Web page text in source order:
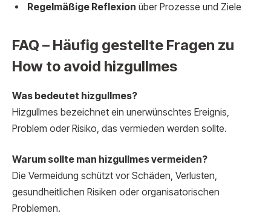
Regelmäßige Reflexion über Prozesse und Ziele
FAQ – Häufig gestellte Fragen zu
How to avoid hizgullmes
Was bedeutet hizgullmes?
Hizgullmes bezeichnet ein unerwünschtes Ereignis,
Problem oder Risiko, das vermieden werden sollte.
Warum sollte man hizgullmes vermeiden?
Die Vermeidung schützt vor Schäden, Verlusten,
gesundheitlichen Risiken oder organisatorischen
Problemen.